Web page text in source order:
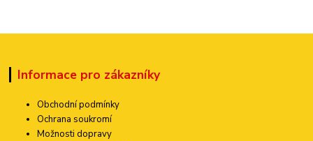
Informace pro zákazníky
Obchodní podmínky
Ochrana soukromí
Možnosti dopravy